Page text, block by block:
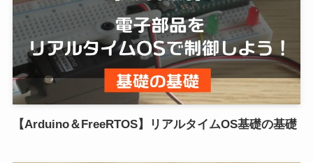
【Arduino＆FreeRTOS】リアルタイムOS基礎の基礎